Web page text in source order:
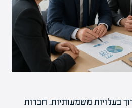
בעלויות משמעותיות. חברות